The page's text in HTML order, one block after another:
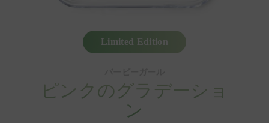
Limited Edition
ピンクのグラデーショ
ン